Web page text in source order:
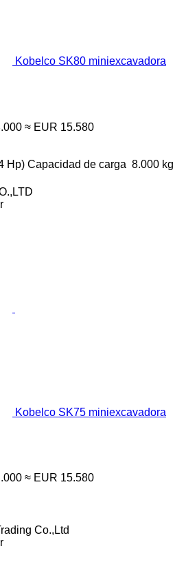
Kobelco SK80 miniexcavadora
≈ EUR 15.580
Hp) Capacidad de carga 8.000 kg
Kobelco SK75 miniexcavadora
≈ EUR 15.580
Co.,Ltd